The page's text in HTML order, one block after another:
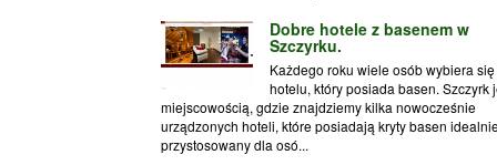
Dobre hotele z basenem w
Szczyrku.
Każdego roku wiele osób wybiera
hotelu, który posiada basen. Szczyrk
miejscowością, gdzie znajdziemy kilka nowocześnie
urządzonych hoteli, które posiadają kryty basen
przystosowany dla osó...